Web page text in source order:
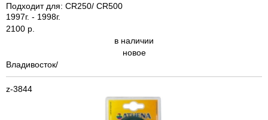
Подходит для: CR250/ CR500
1997г. - 1998г.
2100 р.
в наличии
новое
Владивосток/
z-3844